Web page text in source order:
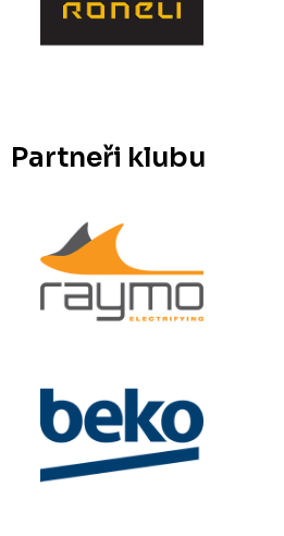
Partneři klubu